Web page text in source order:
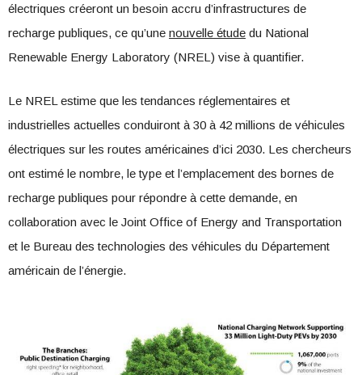
électriques créeront un besoin accru d’infrastructures de
recharge publiques, ce qu’une nouvelle étude du National
Renewable Energy Laboratory (NREL) vise à quantifier.
Le NREL estime que les tendances réglementaires et
industrielles actuelles conduiront à 30 à 42 millions de véhicules
électriques sur les routes américaines d’ici 2030. Les chercheurs
ont estimé le nombre, le type et l’emplacement des bornes de
recharge publiques pour répondre à cette demande, en
collaboration avec le Joint Office of Energy and Transportation
et le Bureau des technologies des véhicules du Département
américain de l’énergie.